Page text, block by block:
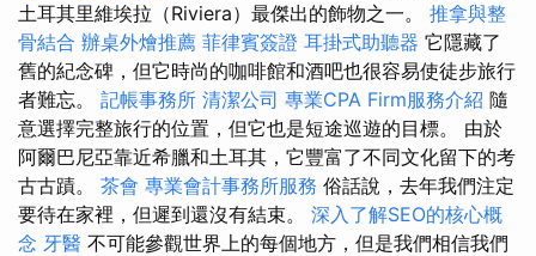
土耳其里維埃拉（Riviera）最傑出的飾物之一。 推拿與整
骨結合 辦桌外燴推薦 菲律賓簽證 耳掛式助聽器 它隱藏了
舊的紀念碑，但它時尚的咖啡館和酒吧也很容易使徒步旅行
者難忘。 記帳事務所 清潔公司 專業CPA Firm服務介紹 隨
意選擇完整旅行的位置，但它也是短途巡遊的目標。 由於
阿爾巴尼亞靠近希臘和土耳其，它豐富了不同文化留下的考
古古蹟。 茶會 專業會計事務所服務 俗話說，去年我們注定
要待在家裡，但遲到還沒有結束。 深入了解SEO的核心概
念 牙醫 不可能參觀世界上的每個地方，但是我們相信我們